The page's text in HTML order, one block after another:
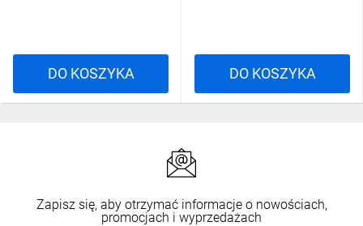
DO KOSZYKA DO KOSZYKA
Zapisz się, aby otrzymać informacje o nowościach,
promocjach i wyprzedażach